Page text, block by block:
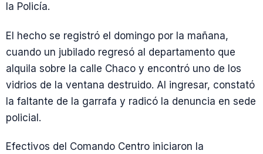
la Policía.
El hecho se registró el domingo por la mañana,
cuando un jubilado regresó al departamento que
alquila sobre la calle Chaco y encontró uno de los
vidrios de la ventana destruido. Al ingresar, constató
la faltante de la garrafa y radicó la denuncia en sede
policial.
Efectivos del Comando Centro iniciaron la